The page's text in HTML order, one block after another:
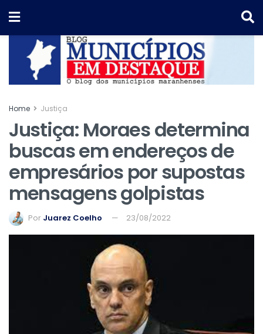
Home Justiça
Justiça: Moraes determina
buscas em endereços de
empresários por supostas
mensagens golpistas
Por Juarez Coelho 23/08/2022